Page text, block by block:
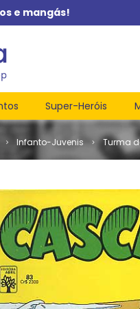
e mangás!
Super-Heróis
Infanto-Juvenis Turma